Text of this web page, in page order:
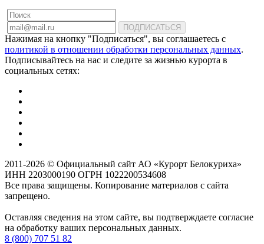
ПОДПИСАТЬСЯ
Нажимая на кнопку "Подписаться", вы соглашаетесь с
политикой в отношении обработки персональных данных.
Подписывайтесь на нас и следите за жизнью курорта в
социальных сетях:
2011-2026 © Официальный сайт АО «Курорт Белокуриха»
ИНН 2203000190 ОГРН 1022200534608
Все права защищены. Копирование материалов с сайта
запрещено.
Оставляя сведения на этом сайте, вы подтверждаете согласие
на обработку ваших персональных данных.
8 (800) 707 51 82